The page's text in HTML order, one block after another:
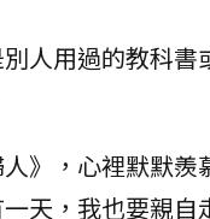
人用過的教科書
》，心裡默默羨
天，我也要親